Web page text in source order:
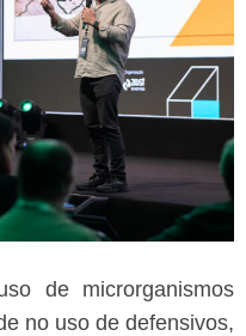
de microrganismos
no uso de defensivos,